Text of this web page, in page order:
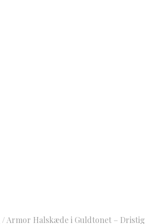
/ Armor Halskæde i Guldtonet –